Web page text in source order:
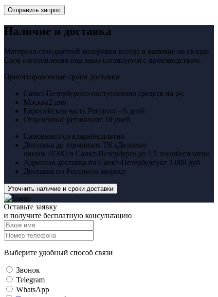
Отправить запрос
Наличие и доставка
Материал стандартной колеровки всегда в наличие на складе.
Срок изготовления под заказ согласуется с производством.
Ориентировочные сроки доставки
Санкт-Петербургпо поступлению средств на р/с
Москва2 дня
Европейская часть России4 – 6 дней
Отдаленные регионыот 10 дней
Самовывоз со кладабесплатно
Доставка до терминала ТК (Деловые
линии, ПЭК) в Санкт-Петербурге до 1,5 тоннбесплатно
Адресная доставка по Санкт-Петербургуот 3 000 руб
Доставка по Россиипо запросу
Уточнить наличие и сроки доставки
Оставьте заявку
и получите бесплатную консультацию
Выберите удобный способ связи
Звонок
Telegram
WhatsApp